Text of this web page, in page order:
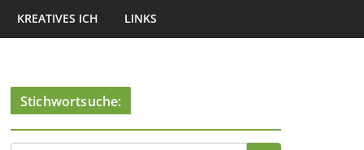
KREATIVES ICH LINKS
Stichwortsuche: